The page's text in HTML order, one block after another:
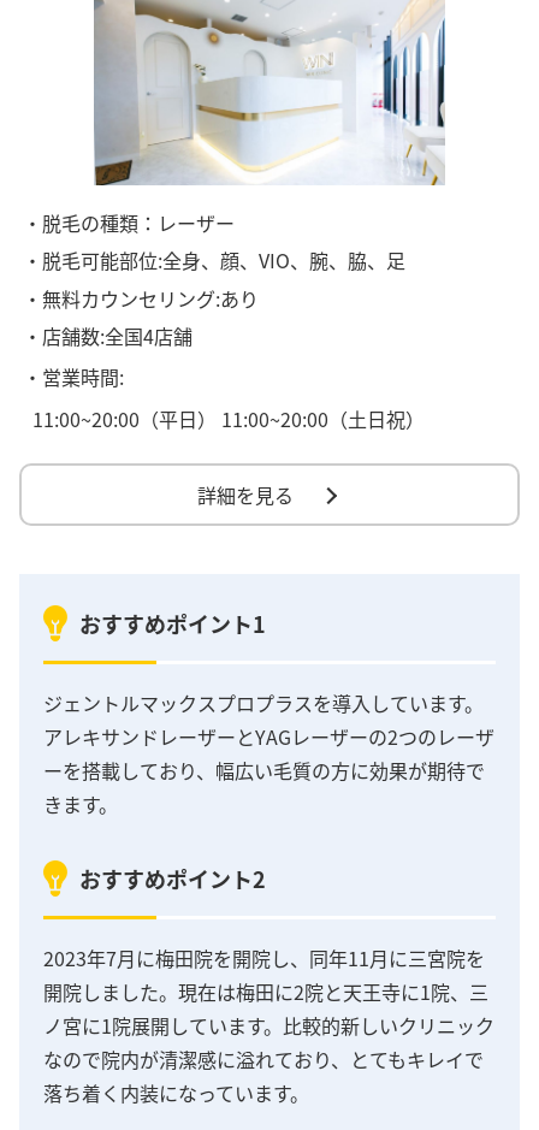
・脱毛の種類：レーザー
・脱毛可能部位:全身、顔、VIO、腕、脇、足
・無料カウンセリング:あり
・店舗数:全国4店舗
・営業時間:
11:00~20:00（平日） 11:00~20:00（土日祝）
詳細を見る
おすすめポイント1
ジェントルマックスプロプラスを導入しています。
アレキサンドレーザーとYAGレーザーの2つのレーザ
ーを搭載しており、幅広い毛質の方に効果が期待で
きます。
おすすめポイント2
2023年7月に梅田院を開院し、同年11月に三宮院を
開院しました。現在は梅田に2院と天王寺に1院、三
ノ宮に1院展開しています。比較的新しいクリニック
なので院内が清潔感に溢れており、とてもキレイで
落ち着く内装になっています。